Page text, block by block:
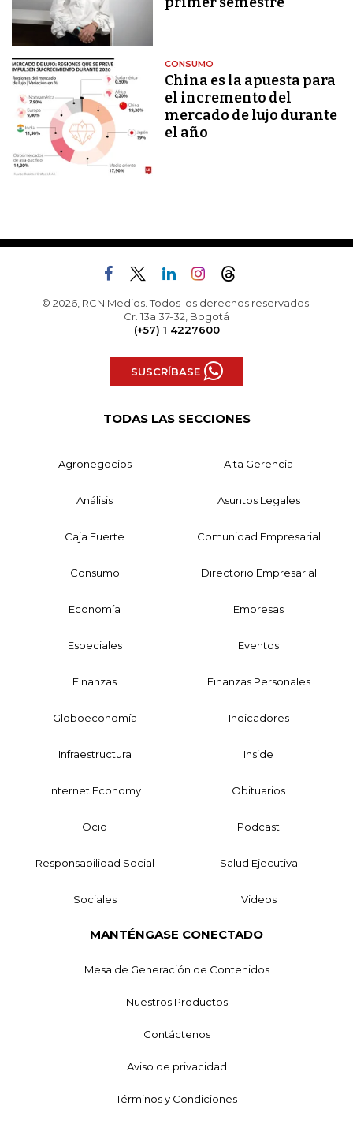
CONSUMO
China es la apuesta para
el incremento del
mercado de lujo durante
el año
© 2026, RCN Medios. Todos los derechos reservados.
Cr. 13a 37-32, Bogotá
(+57) 1 4227600
SUSCRÍBASE
TODAS LAS SECCIONES
Agronegocios Alta Gerencia
Análisis Asuntos Legales
Caja Fuerte Comunidad Empresarial
Consumo Directorio Empresarial
Economía Empresas
Especiales Eventos
Finanzas Finanzas Personales
Globoeconomía Indicadores
Infraestructura Inside
Internet Economy Obituarios
Ocio Podcast
Responsabilidad Social Salud Ejecutiva
Sociales Videos
MANTÉNGASE CONECTADO
Mesa de Generación de Contenidos
Nuestros Productos
Contáctenos
Aviso de privacidad
Términos y Condiciones